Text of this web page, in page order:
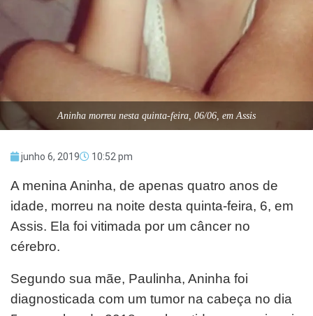
Aninha morreu nesta quinta-feira, 06/06, em Assis
junho 6, 2019 10:52 pm
A menina Aninha, de apenas quatro anos de
idade, morreu na noite desta quinta-feira, 6, em
Assis. Ela foi vitimada por um câncer no
cérebro.
Segundo sua mãe, Paulinha, Aninha foi
diagnosticada com um tumor na cabeça no dia